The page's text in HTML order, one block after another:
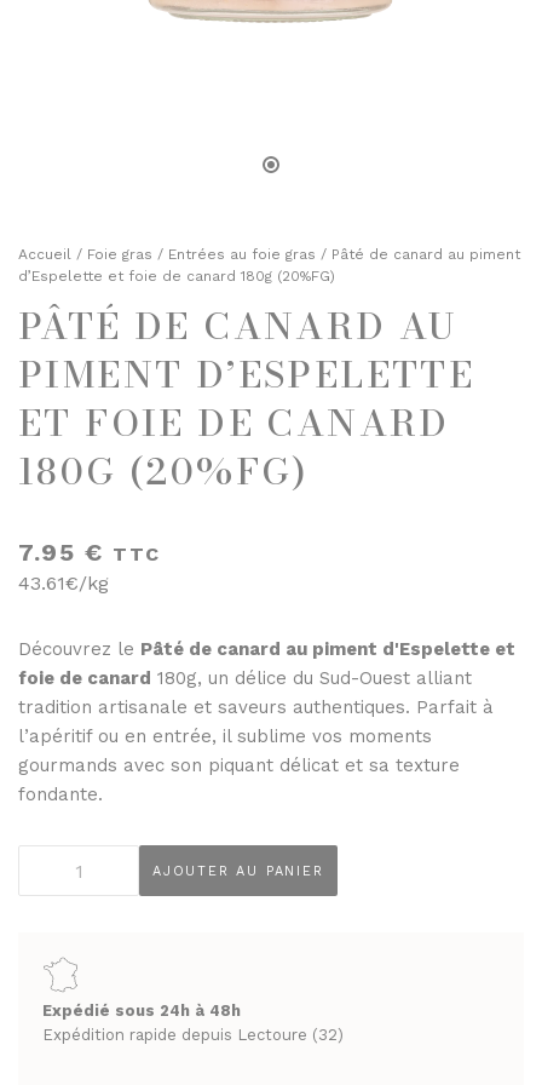
SELS, POIVRES ET ÉPICES
MOUTARDES
ÉPICERIE SUCRÉE
CHOCOLATS ET SPÉCIALITÉS
CONFITURES
DESSERTS
JUS ET SIROPS
MIELS
PRUNEAUX
THÉS ET INFUSIONS
PANIERS GOURMANDS
À commander et retirer en boutique
LA CAVE
CHOCOLATS ET SPÉCIALITÉS
CONFITURES
DESSERTS
FRUITS AU SIROP OU ALCOOL
JUS ET SIROPS
MIELS
THÉS ET INFUSIONS
MOINS DE 20€
ENTRE 20€ ET 50€
PLUS DE 50€
FROMAGERIE
LA CAVE
SPIRITUEUX & CHAMPAGNES
ARMAGNACS
Accueil / Foie gras / Entrées au foie gras / Pâté de canard au piment
d’Espelette et foie de canard 180g (20%FG)
PÂTÉ DE CANARD AU
PIMENT D’ESPELETTE
ET FOIE DE CANARD
180G (20%FG)
7.95 € TTC
43.61€/kg
Découvrez le Pâté de canard au piment d'Espelette et
foie de canard 180g, un délice du Sud-Ouest alliant
tradition artisanale et saveurs authentiques. Parfait à
l’apéritif ou en entrée, il sublime vos moments
gourmands avec son piquant délicat et sa texture
fondante.
canard
piment
AJOUTER AU PANIER
Expédié sous 24h à 48h
Expédition rapide depuis Lectoure (32)